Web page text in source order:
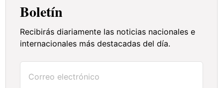
Boletín
Recibirás diariamente las noticias nacionales e
internacionales más destacadas del día.